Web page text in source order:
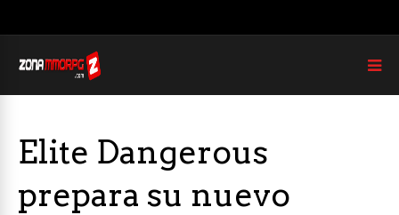
Elite Dangerous
prepara su nuevo